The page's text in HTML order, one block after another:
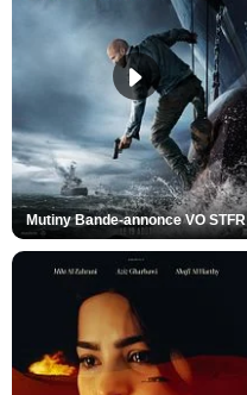
Mutiny Bande-annonce VO STFR